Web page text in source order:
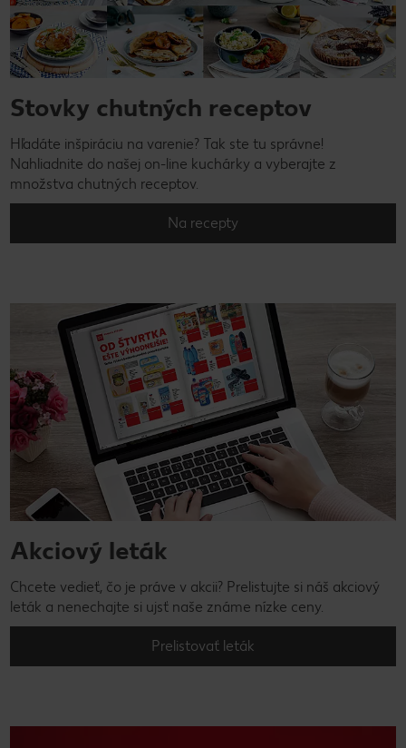
Stovky chutných receptov
Hľadáte inšpiráciu na varenie? Tak ste tu správne!
Nahliadnite do našej on-line kuchárky a vyberajte z
množstva chutných receptov.
Na recepty
Akciový leták
Chcete vedieť, čo je práve v akcii? Prelistujte si náš akciový
leták a nenechajte si ujsť naše známe nízke ceny.
Prelistovať leták